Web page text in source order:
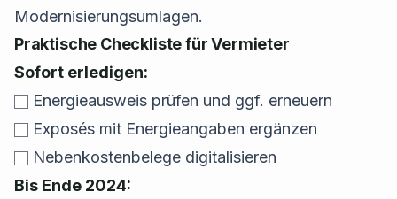
Modernisierungsumlagen.
Praktische Checkliste für Vermieter
Sofort erledigen:
Energieausweis prüfen und ggf. erneuern
Exposés mit Energieangaben ergänzen
Nebenkostenbelege digitalisieren
Bis Ende 2024: